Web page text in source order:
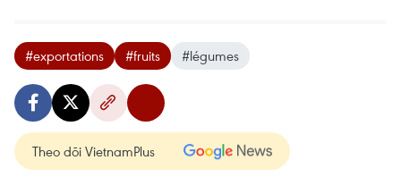
#exportations #fruits #légumes
Theo dõi VietnamPlus